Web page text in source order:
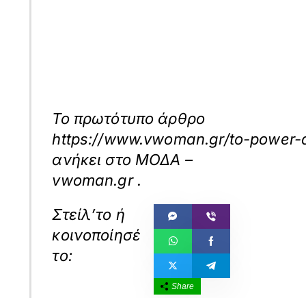
Το πρωτότυπο άρθρο
https://www.vwoman.gr/to-
ανήκει στο ΜΟΔΑ –
vwoman.gr.
Share